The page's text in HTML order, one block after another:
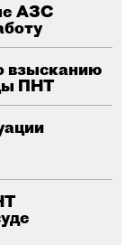
АЗС
взысканию
ПНТ